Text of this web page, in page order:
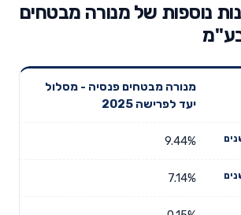
נוספות של מנורה מבטחים
שנתית 3
תשואה
שנתית 5
דמי ניהול
מנורה מבטחים פנסיה - מסלול
יעד לפרישה 2025
9.44%
7.14%